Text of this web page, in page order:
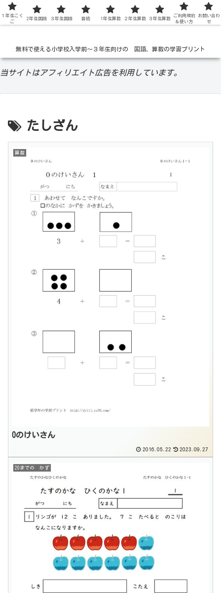
低学年の無料学習ドリル
無料で使える小学校入学前〜３年生向けの 国語、算数の学習プリント
当サイトはアフィリエイト広告を利用しています。
たしざん
算数
0のけいさん
2016.05.22 2023.09.27
20までの かず
１年生こく
ご
2年生国語 ３年生国語 音読 1年生算数 ２年生算数 ３年生算数
ご利用規約
＆使い方
お問い合わ
せ